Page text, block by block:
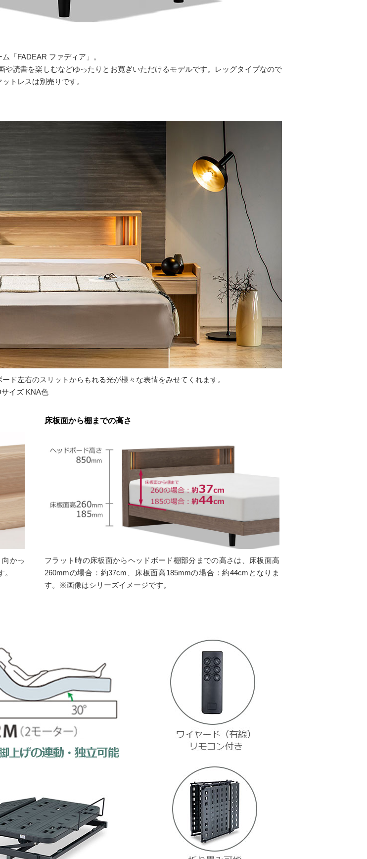
「FADEAR ファディア」。
や読書を楽しむなどゆったりとお寛ぎいただけるモデルです。レッグタイプなので
トレスは別売りです。
ド左右のスリットからもれる光が様々な表情をみせてくれます。
イズ KNA色
かっ
床板面から棚までの高さ
フラット時の床板面からヘッドボード棚部分までの高さは、床板面高
260mmの場合：約37cm、床板面高185mmの場合：約44cmとなりま
す。※画像はシリーズイメージです。